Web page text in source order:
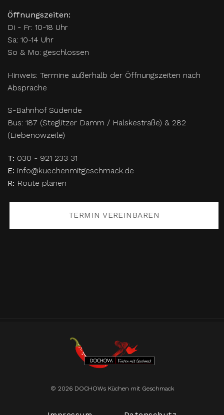
Öffnungszeiten:
Di - Fr: 10-18 Uhr
Sa: 10-14 Uhr
So & Mo: geschlossen
Hinweis: Termine außerhalb der Öffnungszeiten nach
Absprache
S-Bahnhof Südende
Bus: 187 (Steglitzer Damm / Halskestraße) & 282
(Liebenowzeile)
T: 030 - 921 233 31
E: info@kuechenmitgeschmack.de
R: Route planen
TERMIN VEREINBAREN
© 2026 DOCHOWs Küchen mit Geschmack